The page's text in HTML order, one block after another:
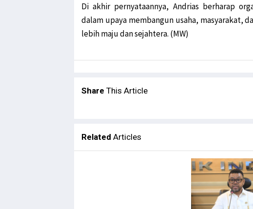
Di akhir pernyataannya, Andrias berharap
dalam upaya membangun usaha, masyarakat,
lebih maju dan sejahtera. (MW)
Share This Article
Related Articles